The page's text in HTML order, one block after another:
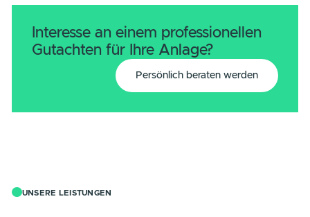
Mit über 30 Jahren Erfahrung und täglichem
liefern wir Ihnen stets fundierte und aktuelle Gutachten.